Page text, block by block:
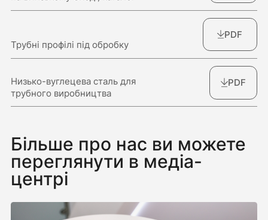
Трубні профілі під обробку
PDF
Низько-вуглецева сталь для
трубного виробництва
PDF
Більше про нас ви можете
переглянути в медіа-
центрі